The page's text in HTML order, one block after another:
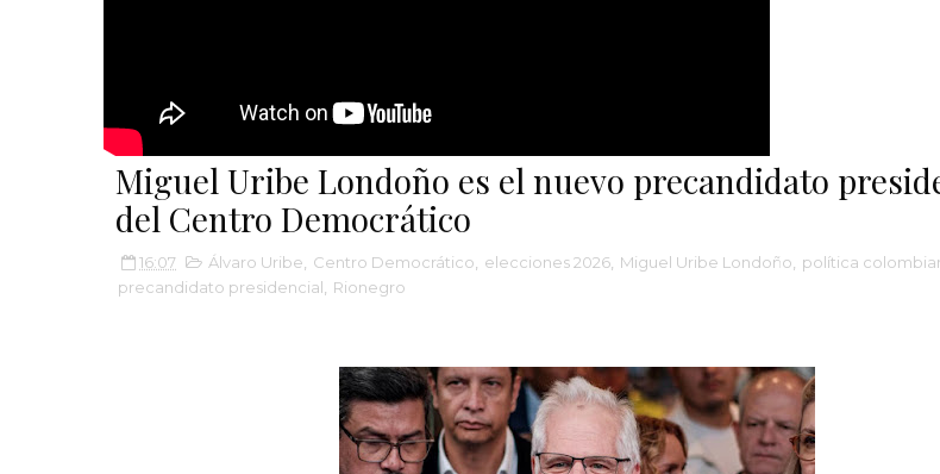
Miguel Uribe Londoño es el nuevo precandidato
del Centro Democrático
16:07 Álvaro Uribe Centro Democrático elecciones 2026 Miguel Uribe Londoño política
precandidato presidencial
Rionegro